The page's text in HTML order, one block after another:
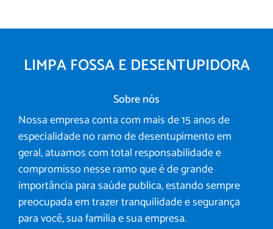
LIMPA FOSSA E DESENTUPIDORA
Sobre nós
Nossa empresa conta com mais de 15 anos de
especialidade no ramo de desentupimento em
geral, atuamos com total responsabilidade e
compromisso nesse ramo que é de grande
importância para saúde publica, estando sempre
preocupada em trazer tranquilidade e segurança
para você, sua família e sua empresa.